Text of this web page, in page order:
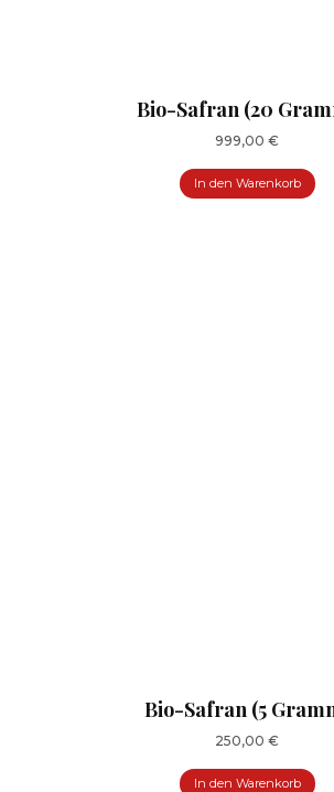
Bio-Safran (20
999,00 €
In den Warenkorb
Bio-Safran (5
250,00 €
In den Warenkorb